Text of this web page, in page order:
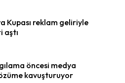
Kupası reklam geliriyle
aştı
öncesi medya
kavuşturuyor